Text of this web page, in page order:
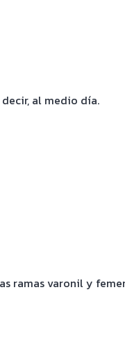
al medio día.
ramas varonil y